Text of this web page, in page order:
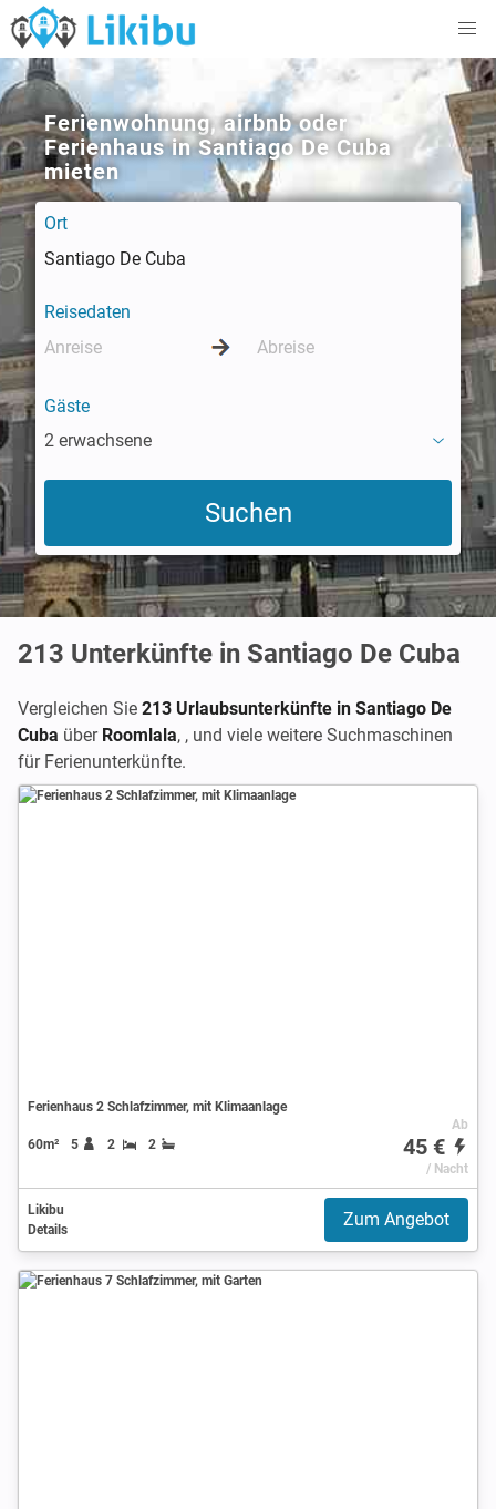
Ferienwohnung, airbnb oder
Ferienhaus in Santiago De Cuba
mieten
Ort
Reisedaten
Gäste
2 erwachsene
213 Unterkünfte in Santiago De Cuba
Vergleichen Sie 213 Urlaubsunterkünfte in Santiago De
Cuba über Roomlala, , und viele weitere Suchmaschinen
für Ferienunterkünfte.
Ferienhaus 2 Schlafzimmer, mit Klimaanlage
60m² 5 2 2
Ab
45 €
/ Nacht
Likibu
Details
Zum Angebot